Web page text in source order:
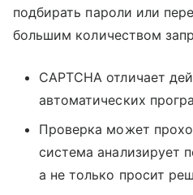
подбирать пароли или
большим количеством
CAPTCHA отличает
автоматических
Проверка может
система анализирует
а не только просит